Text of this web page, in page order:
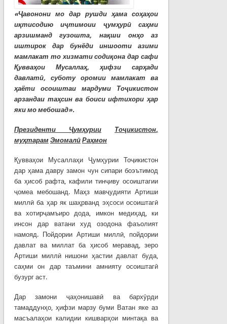
«Ҷавонони мо дар рушди ҳама соҳаҳои
иқтисодию иҷтимоии ҷумҳурӣ саҳми
арзишманд
гузошта, нақши онҳо
аз
иштирок
дар бунёди иншооти
азими
мамлакат то хизмати содиқона дар сафи
Қувваҳои Мусаллаҳ, ҳифзи сарҳади
давлатӣ, суботу оромии мамлакат
ва
ҳаёти осоиштаимардуми Тоҷикистон
арзандаи таҳсин ва боиси ифтихори ҳар
яки мо мебошад».
Президенти Ҷумҳурии Тоҷикистон,
муҳтарам Эмомалӣ Раҳмон
Қувваҳои Мусаллаҳи Ҷумҳурии Тоҷикистон
дар ҳама давру замон чун сипари боэътимод
ба ҳисоб рафта, кафили тинҷиву осоиштагии
ҷомеа мебошанд. Маҳз мавҷудияти Артиши
миллӣ ба ҳар як шаҳрванд эҳсоси осоиштагӣ
ва хотирҷамъиро дода, имкон медиҳад, ки
инсон дар ватани худ озодона фаъолият
намояд. Пойдории Артиши миллӣ, пойдории
давлат ва миллат ба ҳисоб меравад, зеро
Артиши миллӣ нишони ҳастии давлат буда,
саҳми он дар таъмини амнияту осоиштагӣ
бузург аст.
Дар замони ҷаҳонишавӣ ва бархӯрди
тамаддунҳо, ҳифзи марзу буми Ватан яке аз
масъалаҳои калидии кишварҳои минтақа ва